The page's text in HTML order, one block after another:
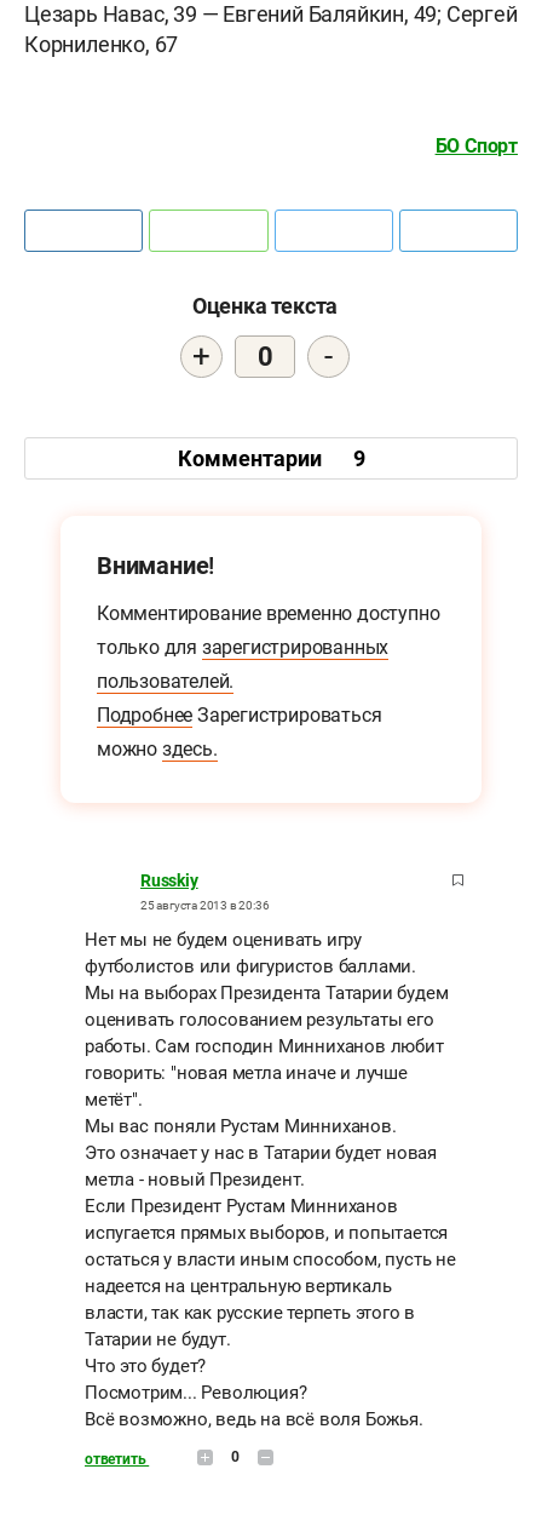
Цезарь Навас, 39 — Евгений Баляйкин, 49; Сергей
Корниленко, 67
БО Спорт
Оценка текста
+ 0 -
Комментарии 9
Внимание!
Комментирование временно доступно
только для зарегистрированных
пользователей.
Подробнее Зарегистрироваться
можно здесь.
Russkiy
25 августа 2013 в 20:36
Нет мы не будем оценивать игру
футболистов или фигуристов баллами.
Мы на выборах Президента Татарии будем
оценивать голосованием результаты его
работы. Сам господин Минниханов любит
говорить: "новая метла иначе и лучше
метёт".
Мы вас поняли Рустам Минниханов.
Это означает у нас в Татарии будет новая
метла - новый Президент.
Если Президент Рустам Минниханов
испугается прямых выборов, и попытается
остаться у власти иным способом, пусть не
надеется на центральную вертикаль
власти, так как русские терпеть этого в
Татарии не будут.
Что это будет?
Посмотрим... Революция?
Всё возможно, ведь на всё воля Божья.
ответить 0